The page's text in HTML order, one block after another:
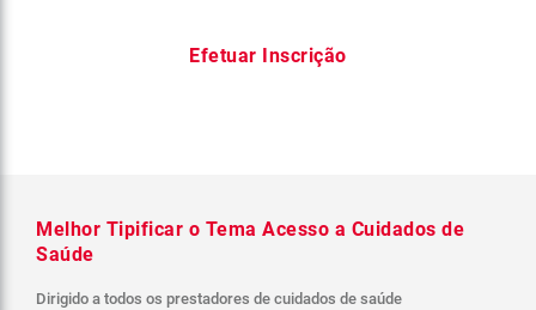
Efetuar Inscrição
Melhor Tipificar o Tema Acesso a Cuidados de
Saúde
Dirigido a todos os prestadores de cuidados de saúde